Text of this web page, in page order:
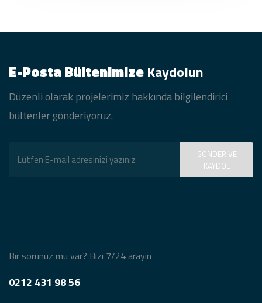
E-Posta BültenimizeKaydolun
Düzenli olarak projelerimiz hakkında bilgilendirici
bültenler gönderiyoruz.
GÖNDER VE
KAYDOL
Bir sorunuz mu var? Bizi 7/24 arayın
0212 431 98 56